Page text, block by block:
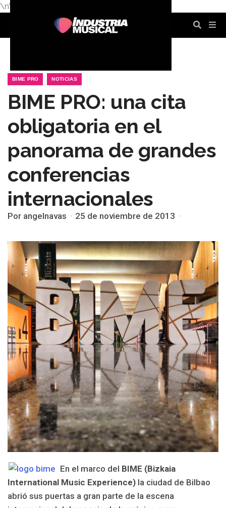
\n\n
BIME PRO NOTICIAS
BIME PRO: una cita
obligatoria en el
panorama de grandes
conferencias
internacionales
Por angelnavas 25 de noviembre de 2013
En el marco del BIME (Bizkaia
International Music Experience) la ciudad de Bilbao
abrió sus puertas a gran parte de la escena